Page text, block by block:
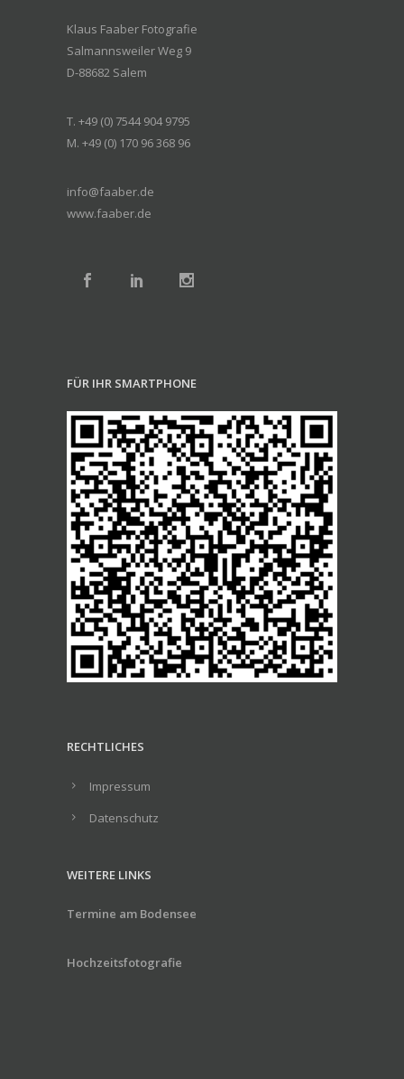
Klaus Faaber Fotografie
Salmannsweiler Weg 9
D-88682 Salem
T. +49 (0) 7544 904 9795
M. +49 (0) 170 96 368 96
info@faaber.de
www.faaber.de
FÜR IHR SMARTPHONE
RECHTLICHES
Impressum
Datenschutz
WEITERE LINKS
Termine am Bodensee
Hochzeitsfotografie